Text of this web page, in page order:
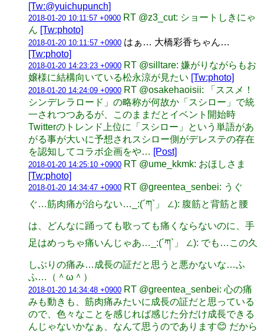
[Tw:@yuichupunch]
2018-01-20 10:11:57 +0900 RT @z3_cut: ショートしきにゃ
ん [Tw:photo]
2018-01-20 10:11:57 +0900 はぁ… 大橋彩香ちゃん…
[Tw:photo]
2018-01-20 14:23:23 +0900 RT @silltare: 嫌がりながらもお
嬢様に結構向いている松永涼が見たい [Tw:photo]
2018-01-20 14:24:09 +0900 RT @osakehaoisii: 「ススメ！
シンデレラロード」の略称が何故か「スシロー」で統
一されつつあるが、このままだとイベント開始時
Twitterのトレンド上位に「スシロー」という単語があ
がる事が大いに予想されスシロー側がデレステの存在
を認知してコラボ企画をや… [Post]
2018-01-20 14:25:10 +0900 RT @ume_kkmk: おほしさま
[Tw:photo]
2018-01-20 14:34:47 +0900 RT @greentea_senbei: うぐ
ぐ…筋肉痛が治らない…_:(´ཀ`」 ∠): 腹筋と背筋と腰
は、どんなに踊っても歌っても痛くならないのに、手
足はめっちゃ痛いんじゃあ…_:(´ཀ`」 ∠): でも…この久
しぶりの痛み…成長の証だと思うと悪かないな…ふ
ふ…（＾ω＾）
2018-01-20 14:34:48 +0900 RT @greentea_senbei: 心の痛
みも動きも、筋肉痛みたいに成長の証だと思っている
ので、色々なことを感じれば感じた分だけ成長できる
んじゃないかなぁ、なんて思うのであります😊 だから